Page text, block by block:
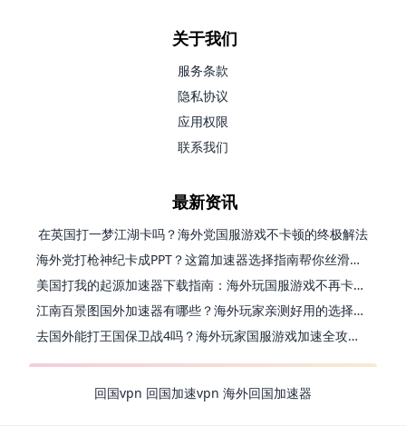
关于我们
服务条款
隐私协议
应用权限
联系我们
最新资讯
在英国打一梦江湖卡吗？海外党国服游戏不卡顿的终极解法
海外党打枪神纪卡成PPT？这篇加速器选择指南帮你丝滑上分
美国打我的起源加速器下载指南：海外玩国服游戏不再卡的终极方案
江南百景图国外加速器有哪些？海外玩家亲测好用的选择与避坑指南
去国外能打王国保卫战4吗？海外玩家国服游戏加速全攻略（附公主连结幻想江湖实测）
回国vpn 回国加速vpn 海外回国加速器